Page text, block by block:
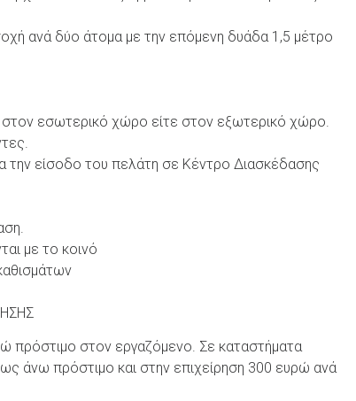
ανά δύο άτομα με την επόμενη δυάδα 1,5 μέτρο
εσωτερικό χώρο είτε στον εξωτερικό χώρο.
την είσοδο του πελάτη σε Κέντρο Διασκέδασης
με το κοινό
πρόστιμο στον εργαζόμενο. Σε καταστήματα
άνω πρόστιμο και στην επιχείρηση 300 ευρώ ανά